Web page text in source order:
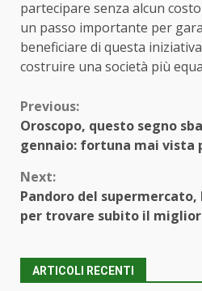
partecipare senza alcun
un passo importante per
beneficiare di questa
costruire una società più
Continue
Reading
Previous:
Oroscopo, questo segno
gennaio: fortuna mai vista
Next:
Pandoro del
per trovare subito il
ARTICOLI RECENTI